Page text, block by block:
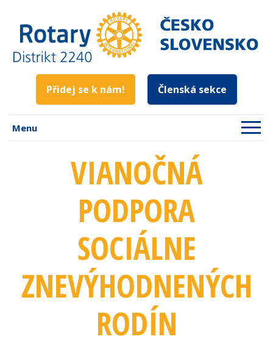
Přidej se k nám! Členská sekce
Menu
VIANOČNÁ
PODPORA
SOCIÁLNE
ZNEVÝHODNENÝCH
RODÍN